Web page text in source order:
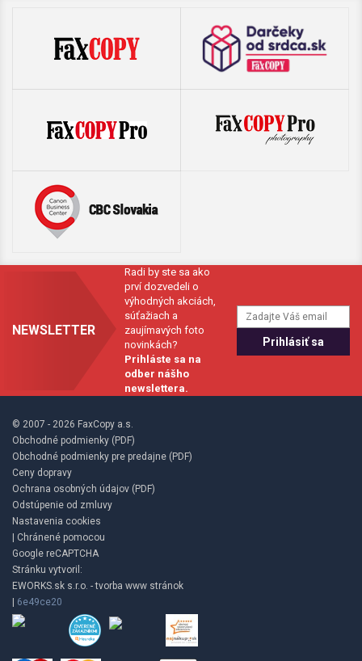
NEWSLETTER
Radi by ste sa ako
prví dozvedeli o
výhodných akciách,
súťažiach a
zaujímavých foto
novinkách?
Prihláste sa na
odber nášho
newslettera.
© 2007 - 2026 FaxCopy a.s.
Obchodné podmienky (PDF)
Obchodné podmienky pre predajne (PDF)
Ceny dopravy
Ochrana osobných údajov (PDF)
Odstúpenie od zmluvy
Nastavenia cookies
| Chránené pomocou
Google reCAPTCHA
Stránku vytvoril:
EWORKS.sk s.r.o. - tvorba www stránok
6e49ce20